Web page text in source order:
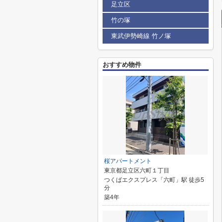
足立区
竹の塚
東武伊勢崎線 竹ノ塚
おすすめ物件
桜アパートメント
東京都足立区六町１丁目
つくばエクスプレス「六町」駅 徒歩5
分
築4年